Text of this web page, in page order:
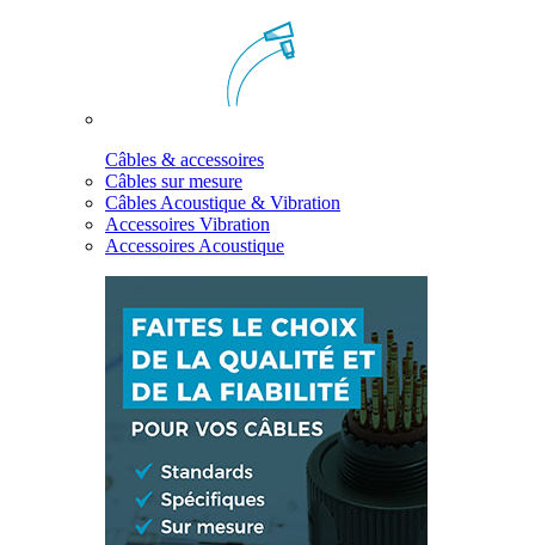
Câbles & accessoires
Câbles sur mesure
Câbles Acoustique & Vibration
Accessoires Vibration
Accessoires Acoustique